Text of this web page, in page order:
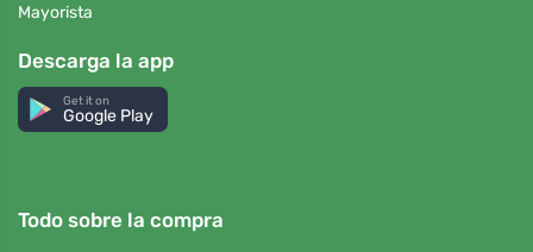
Mayorista
Descarga la app
Get it on
Google Play
Todo sobre la compra